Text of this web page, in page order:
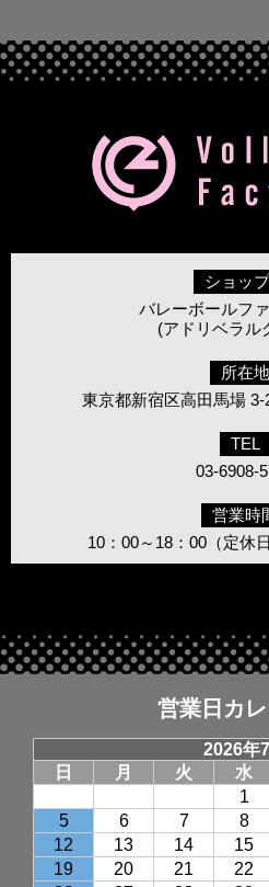
ショッ
バレーボールフ
(アドリベラル
所在地
東京都新宿区高田馬場
TEL
03-6908-
営業時
10：00～18：00（定休
営業日カ